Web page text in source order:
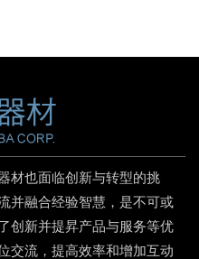
材也面临创新与转型的挑
并融合经验智慧，是不可或
创新并提昇产品与服务等优
交流，提高效率和增加互动